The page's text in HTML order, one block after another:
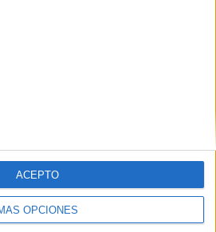
OPCIONES
ACEPTO
TABLEROS EN